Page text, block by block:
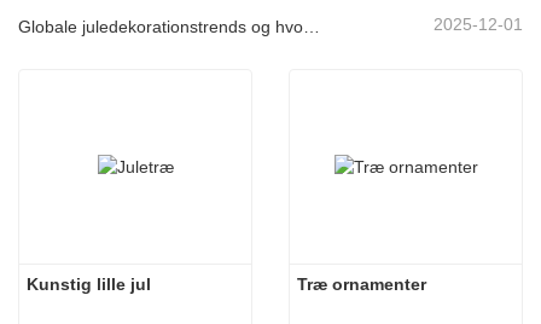
2025-12-01
Kunstig lille jul Træ ornamenter